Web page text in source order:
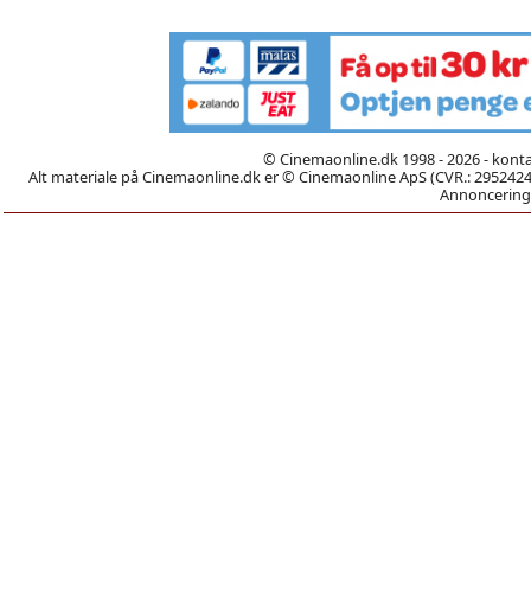
© Cinemaonline.dk 1998 - 2026 -
Alt materiale på Cinemaonline.dk er © Cinemaonline ApS (CVR.: